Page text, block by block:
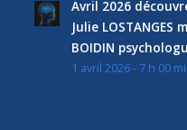
Avril 2026
Julie
BOIDIN
1 avril 2026 - 7 h 00